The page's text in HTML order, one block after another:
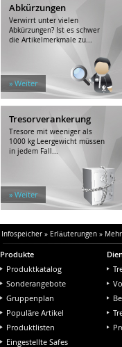
Abkürzungen
Verwirrt unter vielen
Abkürzungen? Ist es schwer
die Artikelmerkmale zu...
» Weiter
Tresorverankerung
Tresore mit weeniger als
1000 kg Leergewicht müssen
in jedem Fall...
» Weiter
Infospeicher» Erläuterungen»
Produkte
Produktkatalog
Sonderangebote
Gruppenplan
Populäre Artikel
Produktlisten
Eingestellte Safes